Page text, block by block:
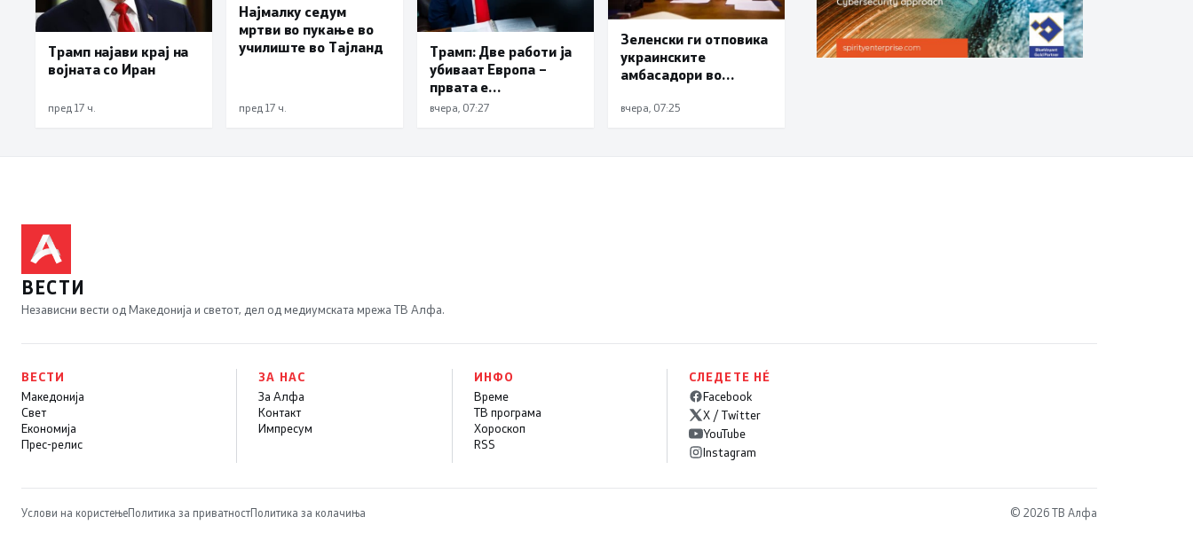
Трамп најави крај на
војната со Иран
пред 17 ч.
Најмалку седум
мртви во пукање во
училиште во Тајланд
пред 17 ч.
Трамп: Две работи ја
убиваат Европа –
првата е
имиграцијата,
вчера, 07:27
Зеленски ги отповика
украинските
амбасадори во
Црна Гора
вчера, 07:25
ВЕСТИ
Независни вести од Македонија и светот, дел од медиумската мрежа ТВ Алфа.
ВЕСТИ
Македонија
Свет
Економија
Прес-релис
ЗА НАС
За Алфа
Контакт
Импресум
ИНФО
Време
ТВ програма
Хороскоп
RSS
СЛЕДЕТЕ НÉ
Facebook
X / Twitter
YouTube
Instagram
Услови на користењеПолитика за приватностПолитика за колачиња © 2026 ТВ Алфа